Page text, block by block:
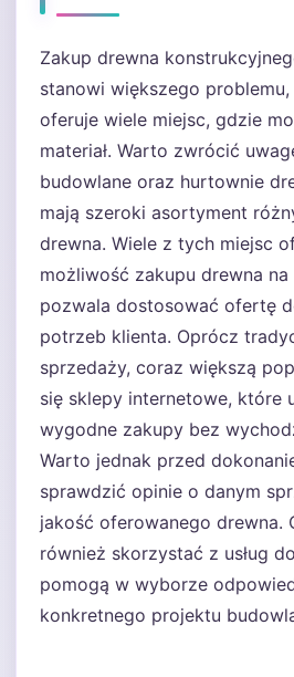
Zakup drewna
stanowi większego
oferuje wiele miejsc, gdzie
materiał. Warto zwrócić
budowlane oraz hurtownie
mają szeroki asortyment
drewna. Wiele z tych miejsc
możliwość zakupu drewna
pozwala dostosować ofertę
potrzeb klienta. Oprócz
sprzedaży, coraz większą
się sklepy internetowe, które
wygodne zakupy bez
Warto jednak przed
sprawdzić opinie o danym
jakość oferowanego drewna.
również skorzystać z usług
pomogą w wyborze
konkretnego projektu